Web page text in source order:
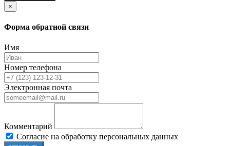
×
Форма обратной связи
Имя
Номер телефона
Электронная почта
Комментарий
Согласие на обработку персональных данных